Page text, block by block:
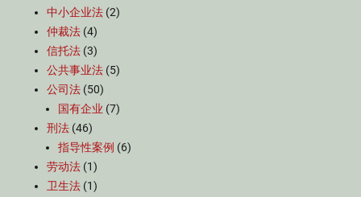
中小企业法 (2)
仲裁法 (4)
信托法 (3)
公共事业法 (5)
公司法 (50)
国有企业 (7)
刑法 (46)
指导性案例 (6)
劳动法 (1)
卫生法 (1)